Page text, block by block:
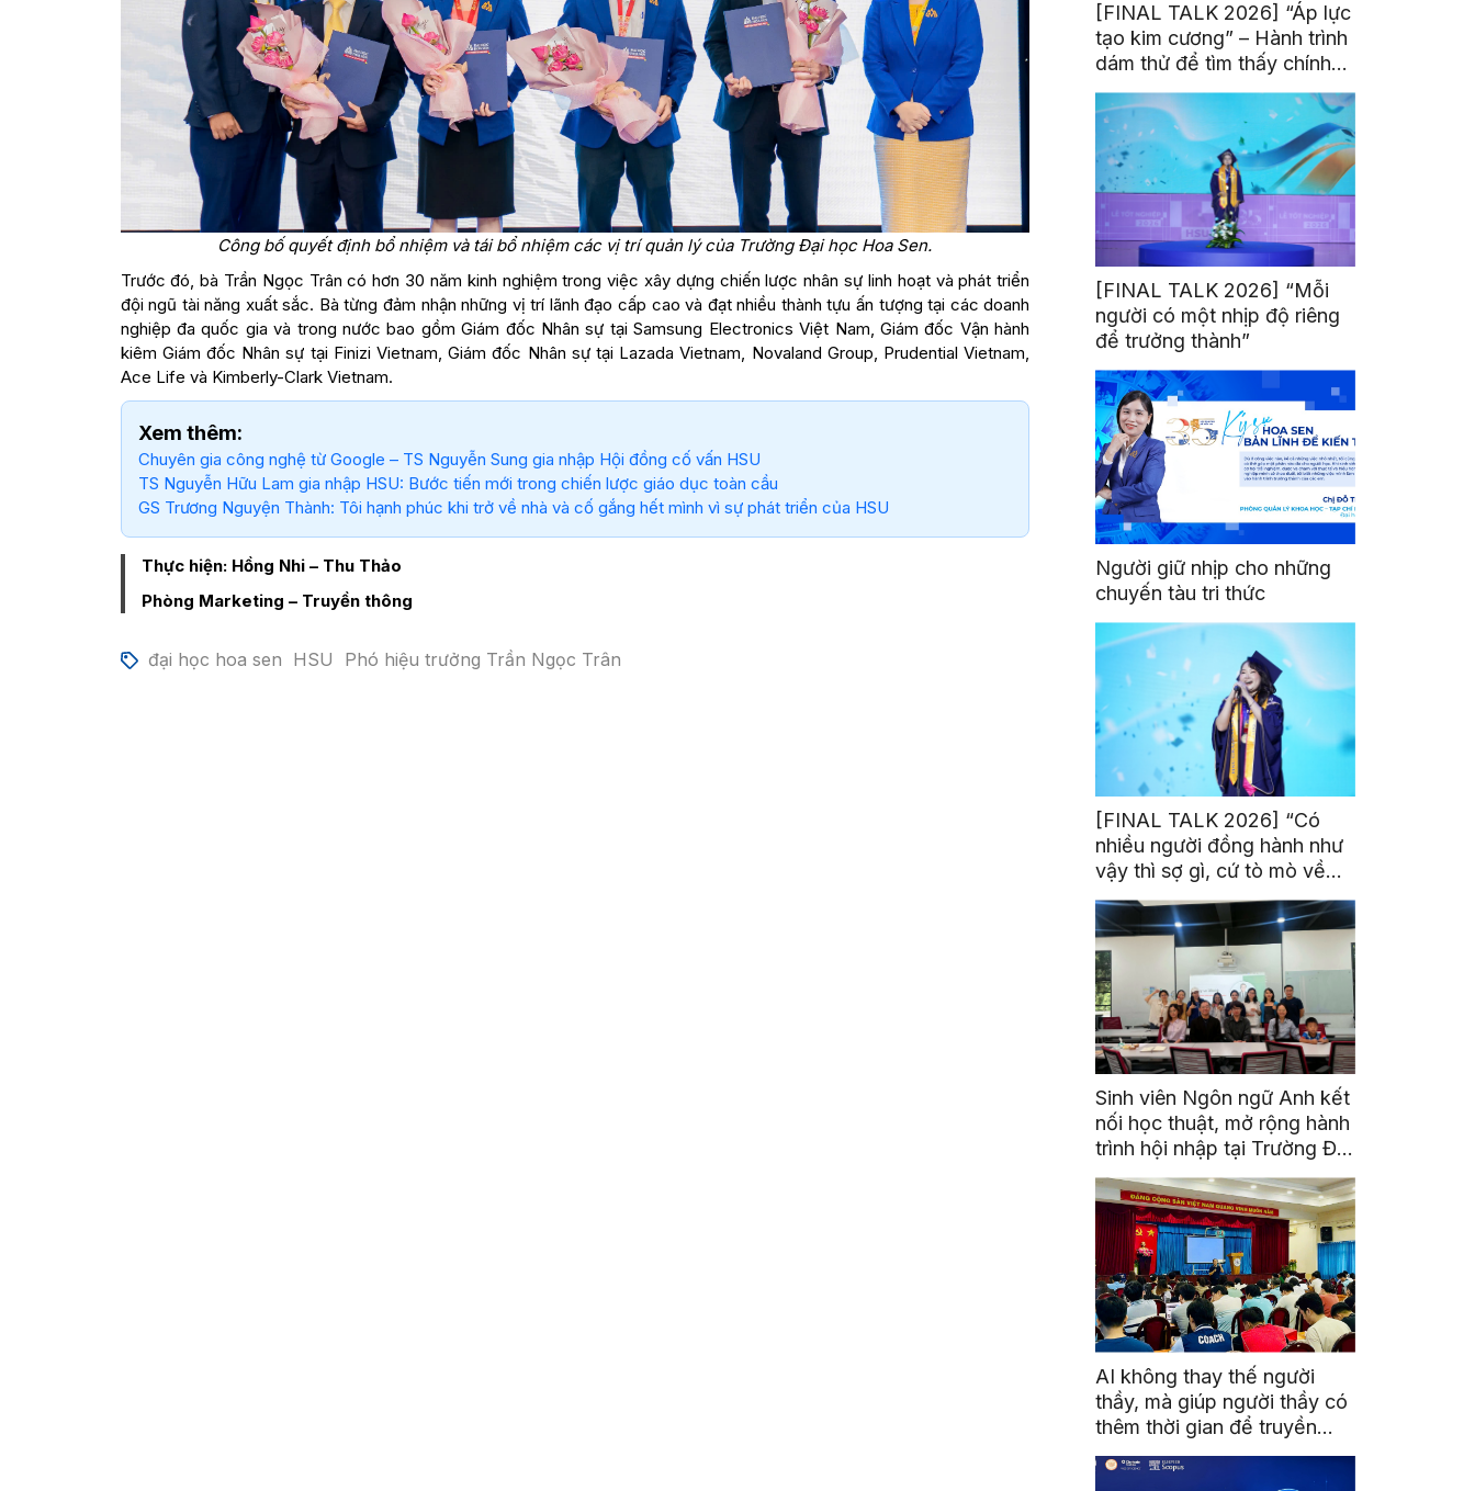
Công bố quyết định bổ nhiệm và tái bổ nhiệm các vị trí quản lý của Trường Đại học Hoa Sen.
Trước đó, bà Trần Ngọc Trân có hơn 30 năm kinh nghiệm trong việc xây dựng chiến lược nhân sự linh hoạt và phát triển
đội ngũ tài năng xuất sắc. Bà từng đảm nhận những vị trí lãnh đạo cấp cao và đạt nhiều thành tựu ấn tượng tại các doanh
nghiệp đa quốc gia và trong nước bao gồm Giám đốc Nhân sự tại Samsung Electronics Việt Nam, Giám đốc Vận hành
kiêm Giám đốc Nhân sự tại Finizi Vietnam, Giám đốc Nhân sự tại Lazada Vietnam, Novaland Group, Prudential Vietnam,
Ace Life và Kimberly-Clark Vietnam.
Xem thêm:
Chuyên gia công nghệ từ Google – TS Nguyễn Sung gia nhập Hội đồng cố vấn HSU
TS Nguyễn Hữu Lam gia nhập HSU: Bước tiến mới trong chiến lược giáo dục toàn cầu
GS Trương Nguyện Thành: Tôi hạnh phúc khi trở về nhà và cố gắng hết mình vì sự phát triển của HSU
Thực hiện: Hồng Nhi – Thu Thảo
Phòng Marketing – Truyền thông
đại học hoa sen HSU Phó hiệu trưởng Trần Ngọc Trân
[FINAL TALK 2026] “Áp lực
tạo kim cương” – Hành trình
dám thử để tìm thấy chính
mình
[FINAL TALK 2026] “Mỗi
người có một nhịp độ riêng
để trưởng thành”
Người giữ nhịp cho những
chuyến tàu tri thức
[FINAL TALK 2026] “Có
nhiều người đồng hành như
vậy thì sợ gì, cứ tò mò về
thế giới thôi”
Sinh viên Ngôn ngữ Anh kết
nối học thuật, mở rộng hành
trình hội nhập tại Trường Đại
học Quốc gia Malaysia
AI không thay thế người
thầy, mà giúp người thầy có
thêm thời gian để truyền
cảm hứng